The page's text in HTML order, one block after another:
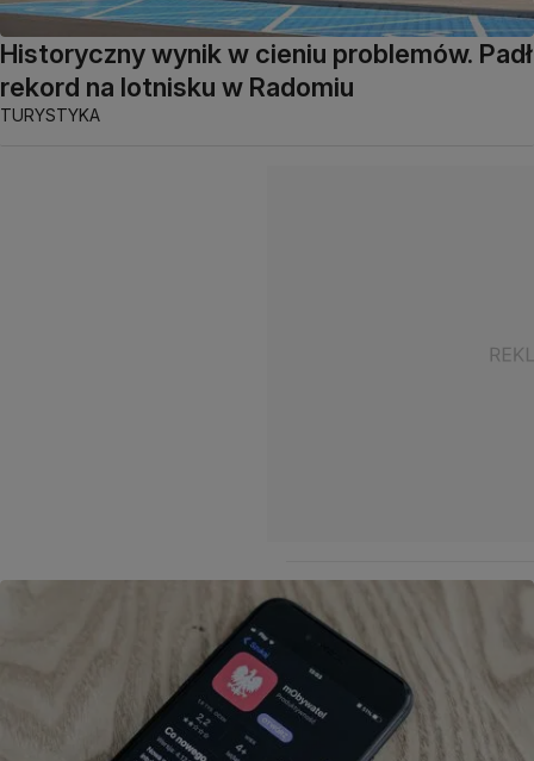
Historyczny wynik w cieniu problemów. Padł
rekord na lotnisku w Radomiu
TURYSTYKA